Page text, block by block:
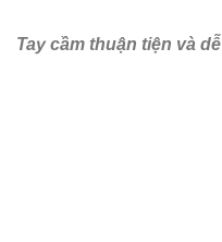
Tay cầm thuận tiện và